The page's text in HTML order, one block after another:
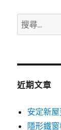
搜
尋
鍵
近期文章
安定新
隱形鐵